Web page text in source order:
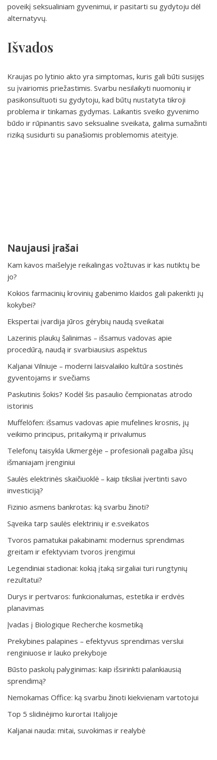
poveikį seksualiniam gyvenimui, ir pasitarti su gydytoju dėl
alternatyvų.
Išvados
Kraujas po lytinio akto yra simptomas, kuris gali būti susijęs
su įvairiomis priežastimis. Svarbu nesilaikyti nuomonių ir
pasikonsultuoti su gydytoju, kad būtų nustatyta tikroji
problema ir tinkamas gydymas. Laikantis sveiko gyvenimo
būdo ir rūpinantis savo seksualine sveikata, galima sumažinti
riziką susidurti su panašiomis problemomis ateityje.
Naujausi įrašai
Kam kavos maišelyje reikalingas vožtuvas ir kas nutiktų be
jo?
Kokios farmacinių krovinių gabenimo klaidos gali pakenkti jų
kokybei?
Ekspertai įvardija jūros gėrybių naudą sveikatai
Lazerinis plaukų šalinimas – išsamus vadovas apie
procedūrą, naudą ir svarbiausius aspektus
Kaljanai Vilniuje – moderni laisvalaikio kultūra sostinės
gyventojams ir svečiams
Paskutinis šokis? Kodėl šis pasaulio čempionatas atrodo
istorinis
Muffelöfen: išsamus vadovas apie mufelines krosnis, jų
veikimo principus, pritaikymą ir privalumus
Telefonų taisykla Ukmergėje – profesionali pagalba jūsų
išmaniajam įrenginiui
Saulės elektrinės skaičiuoklė – kaip tiksliai įvertinti savo
investiciją?
Fizinio asmens bankrotas: ką svarbu žinoti?
Sąveika tarp saulės elektrinių ir e.sveikatos
Tvoros pamatukai pakabinami: modernus sprendimas
greitam ir efektyviam tvoros įrengimui
Legendiniai stadionai: kokią įtaką sirgaliai turi rungtynių
rezultatui?
Durys ir pertvaros: funkcionalumas, estetika ir erdvės
planavimas
Įvadas į Biologique Recherche kosmetiką
Prekybines palapines – efektyvus sprendimas verslui
renginiuose ir lauko prekyboje
Būsto paskolų palyginimas: kaip išsirinkti palankiausią
sprendimą?
Nemokamas Office: ką svarbu žinoti kiekvienam vartotojui
Top 5 slidinėjimo kurortai Italijoje
Kaljanai nauda: mitai, suvokimas ir realybė